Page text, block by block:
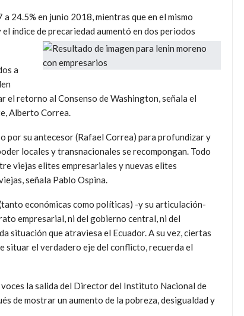
24.5% en junio 2018, mientras que en el mismo
índice de precariedad aumentó en dos periodos
a
retorno al Consenso de Washington, señala el
Alberto Correa.
por su antecesor (Rafael Correa) para profundizar y
locales y transnacionales se recompongan. Todo
viejas elites empresariales y nuevas elites
señala Pablo Ospina.
económicas como políticas) -y su articulación-
empresarial, ni del gobierno central, ni del
situación que atraviesa el Ecuador. A su vez, ciertas
situar el verdadero eje del conflicto, recuerda el
voces la salida del Director del Instituto Nacional de
de mostrar un aumento de la pobreza, desigualdad y